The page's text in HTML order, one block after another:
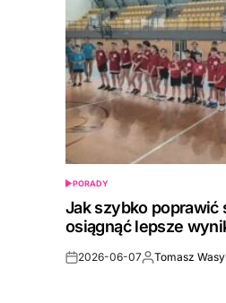
POSTED
IN
PORADY
Jak szybko poprawić
osiągnąć lepsze
Post2026-06-07By:Tomasz